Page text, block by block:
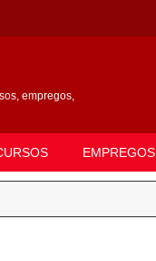
empregos,
EMPREGOS